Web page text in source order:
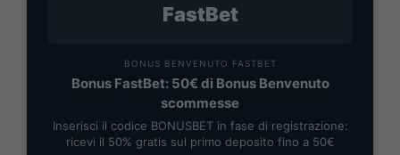
FastBet
BONUS BENVENUTO FASTBET
Bonus FastBet: 50€ di Bonus Benvenuto
scommesse
Inserisci il codice BONUSBET in fase di registrazione:
ricevi il 50% gratis sul primo deposito fino a 50€